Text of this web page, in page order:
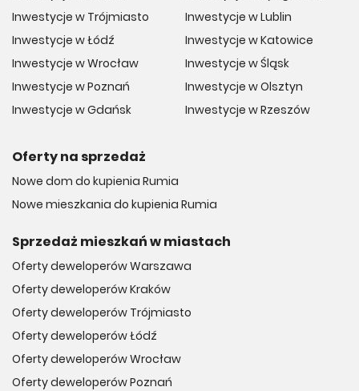
Inwestycje w Trójmiasto
Inwestycje w Łódź
Inwestycje w Wrocław
Inwestycje w Poznań
Inwestycje w Gdańsk
Inwestycje w Lublin
Inwestycje w Katowice
Inwestycje w Śląsk
Inwestycje w Olsztyn
Inwestycje w Rzeszów
Oferty na sprzedaż
Nowe dom do kupienia Rumia
Nowe mieszkania do kupienia Rumia
Sprzedaż mieszkań w miastach
Oferty deweloperów Warszawa
Oferty deweloperów Kraków
Oferty deweloperów Trójmiasto
Oferty deweloperów Łódź
Oferty deweloperów Wrocław
Oferty deweloperów Poznań